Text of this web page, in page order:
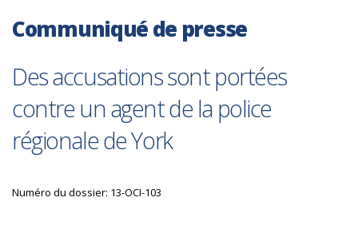
Communiqué de presse
Des accusations sont portées
contre un agent de la police
régionale de York
Numéro du dossier: 13-OCI-103